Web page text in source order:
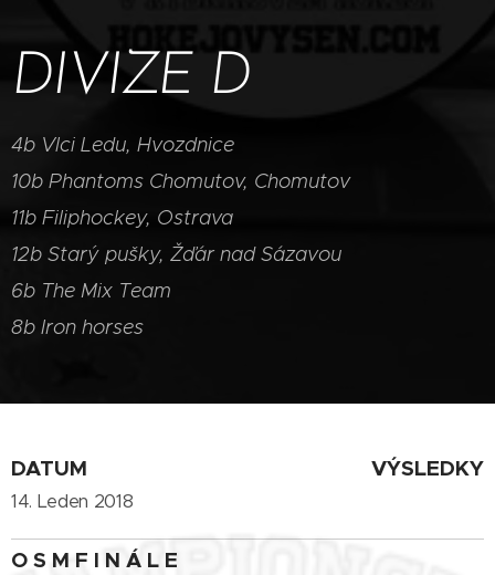
DIVIZE D
4b Vlci Ledu, Hvozdnice
10b Phantoms Chomutov, Chomutov
11b Filiphockey, Ostrava
12b Starý pušky, Žďár nad Sázavou
6b The Mix Team
8b Iron horses
DATUM
14. Leden 2018
VÝSLEDKY
O S M F I N Á L E